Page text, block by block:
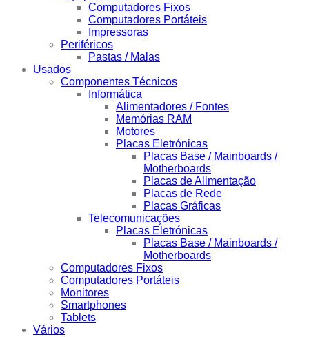
Computadores Fixos
Computadores Portáteis
Impressoras
Periféricos
Pastas / Malas
Usados
Componentes Técnicos
Informática
Alimentadores / Fontes
Memórias RAM
Motores
Placas Eletrónicas
Placas Base / Mainboards /
Motherboards
Placas de Alimentação
Placas de Rede
Placas Gráficas
Telecomunicações
Placas Eletrónicas
Placas Base / Mainboards /
Motherboards
Computadores Fixos
Computadores Portáteis
Monitores
Smartphones
Tablets
Vários